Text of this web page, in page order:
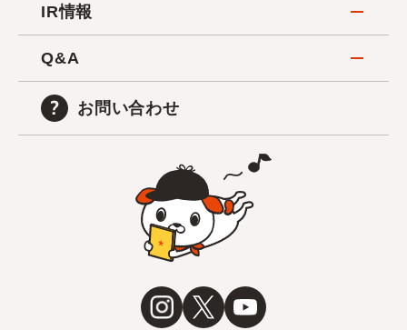
IR情報
Q&A
お問い合わせ